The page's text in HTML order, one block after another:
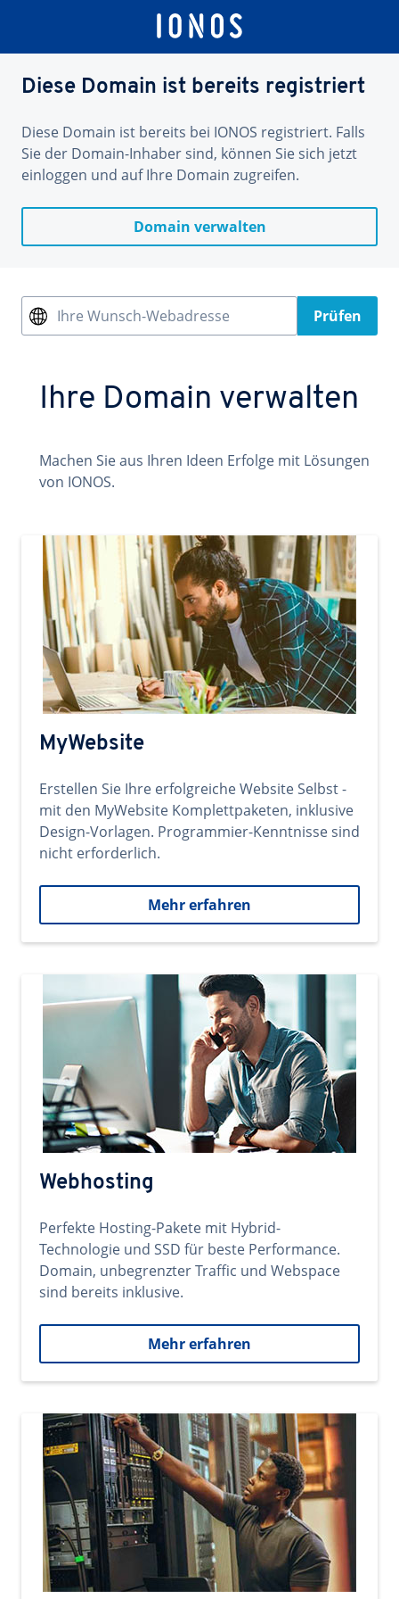
Diese Domain ist bereits registriert
Diese Domain ist bereits bei IONOS registriert. Falls
Sie der Domain-Inhaber sind, können Sie sich jetzt
einloggen und auf Ihre Domain zugreifen.
Domain verwalten
Ihre Wunsch-Webadresse Prüfen
Ihre Domain verwalten
Machen Sie aus Ihren Ideen Erfolge mit Lösungen
von IONOS.
MyWebsite
Erstellen Sie Ihre erfolgreiche Website Selbst -
mit den MyWebsite Komplettpaketen, inklusive
Design-Vorlagen. Programmier-Kenntnisse sind
nicht erforderlich.
Mehr erfahren
Webhosting
Perfekte Hosting-Pakete mit Hybrid-
Technologie und SSD für beste Performance.
Domain, unbegrenzter Traffic und Webspace
sind bereits inklusive.
Mehr erfahren